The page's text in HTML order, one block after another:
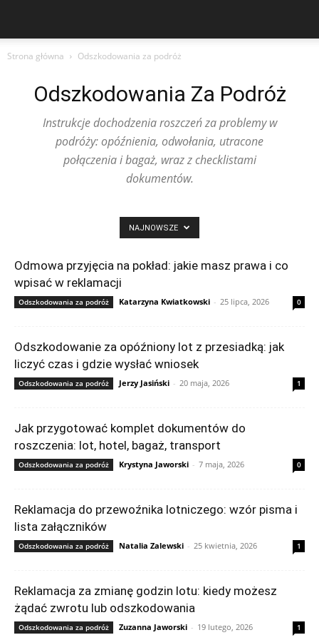
Strona główna Odszkodowania za podróż
Odszkodowania Za Podróż
Instrukcje dochodzenia roszczeń za problemy w
podróży: opóźnienia, odwołania, utracone
połączenia i bagaż, wraz z checklistami
dokumentów.
NAJNOWSZE
Odmowa przyjęcia na pokład: jakie masz prawa i co
wpisać w reklamacji
Odszkodowania za podróż Katarzyna Kwiatkowski - 25 lipca, 2026 0
Odszkodowanie za opóźniony lot z przesiadką: jak
liczyć czas i gdzie wysłać wniosek
Odszkodowania za podróż Jerzy Jasiński - 20 maja, 2026 1
Jak przygotować komplet dokumentów do
roszczenia: lot, hotel, bagaż, transport
Odszkodowania za podróż Krystyna Jaworski - 7 maja, 2026 0
Reklamacja do przewoźnika lotniczego: wzór pisma i
lista załączników
Odszkodowania za podróż Natalia Zalewski - 25 kwietnia, 2026 1
Reklamacja za zmianę godzin lotu: kiedy możesz
żądać zwrotu lub odszkodowania
Odszkodowania za podróż Zuzanna Jaworski - 19 lutego, 2026 1